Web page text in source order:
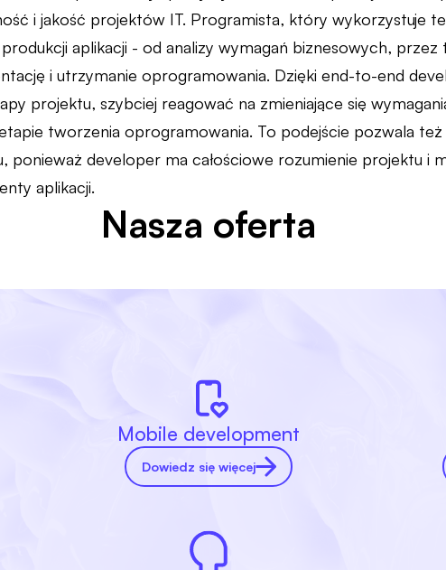
i jakość projektów IT. Programista, który wykorzystuje
aplikacji - od analizy wymagań biznesowych,
i utrzymanie oprogramowania. Dzięki end-to-end
projektu, szybciej reagować na zmieniające się
tworzenia oprogramowania. To podejście pozwala
ponieważ developer ma całościowe rozumienie projektu i
aplikacji.
Nasza oferta
Mobile development
Dowiedz się więcej